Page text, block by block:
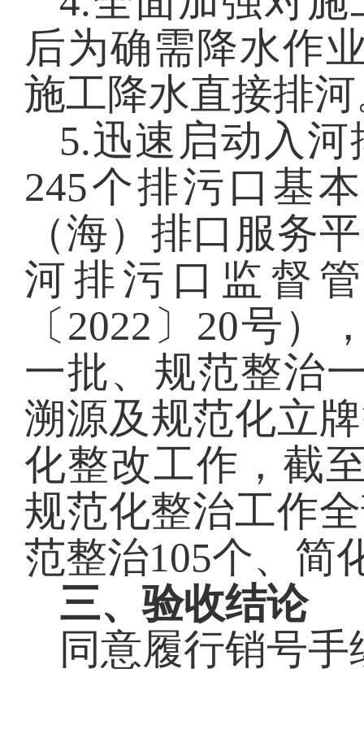
后为确需降水作
施工降水直接排
5.迅速启动入
245个排污口基
（海）排口服务
河排污口监督
〔2022〕20号）
一批、规范整治
溯源及规范化立
化整改工作，截
规范化整治工作
范整治105个、简
三、验收结论
同意履行销号手